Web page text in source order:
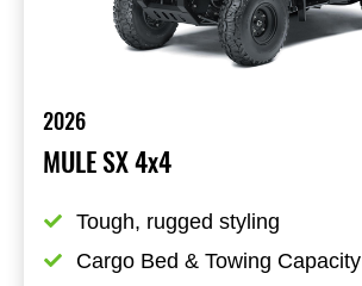
2026
MULE SX 4x4
Tough, rugged styling
Cargo Bed & Towing Capacity